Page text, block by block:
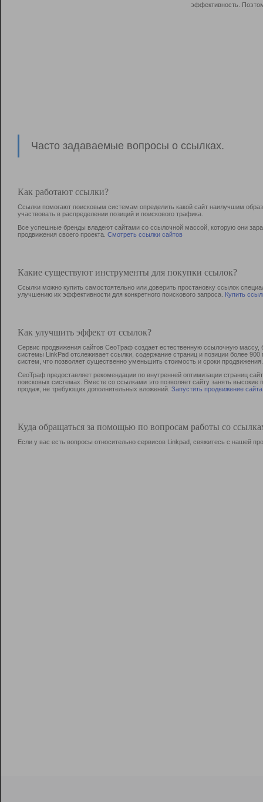
эффективность.
Часто задаваемые вопросы о ссылках.
Как работают ссылки?
Ссылки помогают поисковым системам определить какой сайт наилучшим
участвовать в раcпределении позиций и поискового трафика.
Все успешные бренды владеют сайтами со ссылочной массой, которую они
продвижения своего проекта. Смотреть ссылки сайтов
Какие существуют инструменты для покупки ссылок?
Ссылки можно купить самостоятельно или доверить простановку ссылок
улучшению их эффективности для конкретного поискового запроса. Купить
Как улучшить эффект от ссылок?
Сервис продвижения сайтов СеоТраф создает естественную ссылочную
системы LinkPad отслеживает ссылки, содержание страниц и позиции более
систем, что позволяет существенно уменьшить стоимость и сроки продвижения.
СеоТраф предоставляет рекомендации по внутренней оптимизации страниц
поисковых системах. Вместе со ссылками это позволяет сайту занять
продаж, не требующих дополнительных вложений. Запустить продвижение сайта
Куда обращаться за помощью по вопросам работы со
Если у вас есть вопросы относительно сервисов Linkpad, свяжитесь с нашей